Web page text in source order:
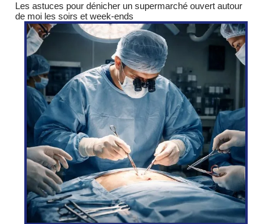
Les astuces pour dénicher un supermarché ouvert autour
de moi les soirs et week-ends